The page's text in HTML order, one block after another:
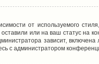
от используемого
или на ваш статус на
зависит,
с администратором